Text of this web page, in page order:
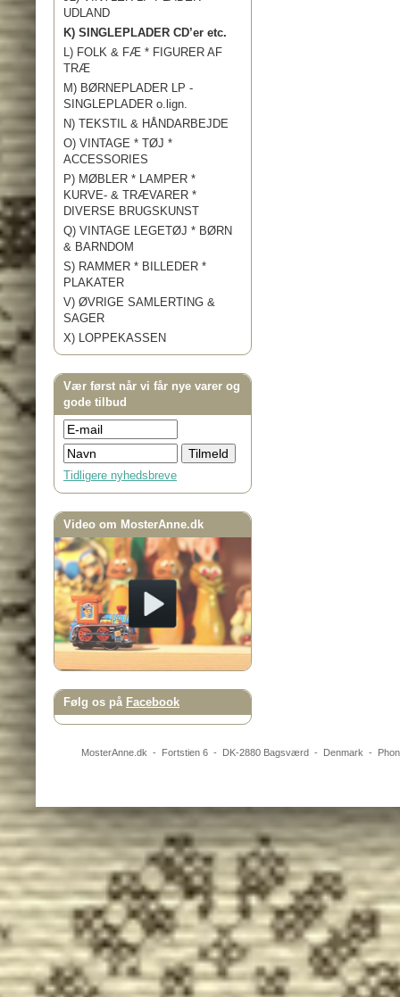
UDLAND
K) SINGLEPLADER CD’er etc.
L) FOLK & FÆ * FIGURER AF
TRÆ
M) BØRNEPLADER LP -
SINGLEPLADER o.lign.
N) TEKSTIL & HÅNDARBEJDE
O) VINTAGE * TØJ *
ACCESSORIES
P) MØBLER * LAMPER *
KURVE- & TRÆVARER *
DIVERSE BRUGSKUNST
Q) VINTAGE LEGETØJ * BØRN
& BARNDOM
S) RAMMER * BILLEDER *
PLAKATER
V) ØVRIGE SAMLERTING &
SAGER
X) LOPPEKASSEN
Vær først når vi får nye varer og
gode tilbud
Tidligere nyhedsbreve
Video om MosterAnne.dk
Følg os på Facebook
MosterAnne.dk - Fortstien 6- DK-2880 Bagsværd- Denmark -